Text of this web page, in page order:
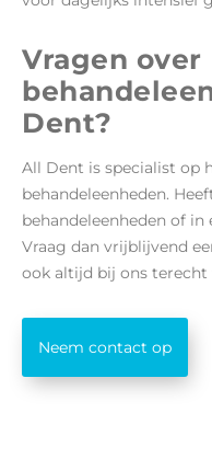
Vragen over
Dent?
All Dent is specialist op
behandeleenheden.
behandeleenheden of in
Vraag dan vrijblijvend
ook altijd bij ons terecht
Neem contact op